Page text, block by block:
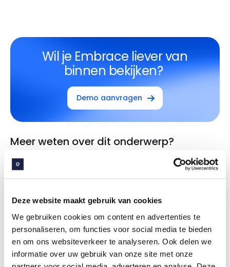
Deze website maakt gebruik van cookies
We gebruiken cookies om content en advertenties te
personaliseren, om functies voor social media te bieden
en om ons websiteverkeer te analyseren. Ook delen we
informatie over uw gebruik van onze site met onze
Wil je Embrace liever van
binnen bekijken?
Demo aanvragen
Meer weten over dit onderwerp?
Vraag het onze specialisten!
Accountmanager
Thijs Hekman
Accountmanager Customers